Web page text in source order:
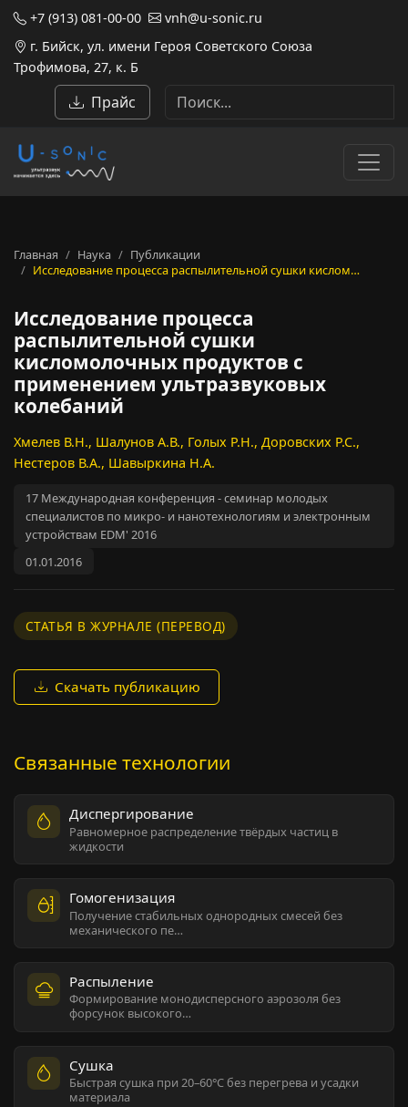
+7 (913) 081-00-00
vnh@u-sonic.ru
г. Бийск, ул. имени Героя Советского Союза
Трофимова, 27, к. Б
Прайс
Главная Наука
Публикации
Исследование процесса распылительной сушки кислом…
Исследование процесса
распылительной сушки
кисломолочных продуктов с
применением ультразвуковых
колебаний
Хмелев В.Н., Шалунов А.В., Голых Р.Н., Доровских Р.С.,
Нестеров В.А., Шавыркина Н.А.
17 Международная конференция - семинар молодых
специалистов по микро- и нанотехнологиям и электронным
устройствам EDM' 2016
01.01.2016
СТАТЬЯ В ЖУРНАЛЕ (ПЕРЕВОД)
Скачать публикацию
Связанные технологии
Диспергирование
Равномерное распределение твёрдых частиц в
жидкости
Гомогенизация
Получение стабильных однородных смесей без
механического пе…
Распыление
Формирование монодисперсного аэрозоля без
форсунок высокого…
Сушка
Быстрая сушка при 20–60°C без перегрева и усадки
материала